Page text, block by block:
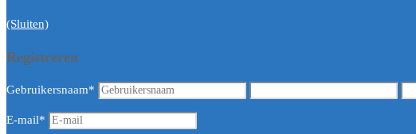
(Sluiten)
Registreren
Gebruikersnaam*
E-mail*